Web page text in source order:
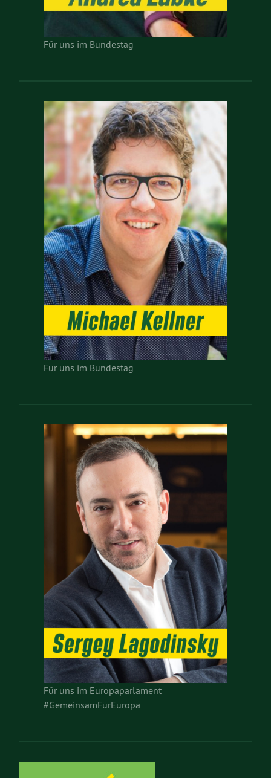
Für uns im Bundestag
Für uns im Bundestag
Für uns im Europaparlament
#GemeinsamFürEuropa